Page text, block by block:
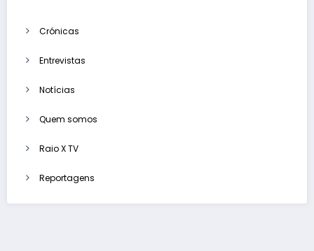
Crónicas
Entrevistas
Notícias
Quem somos
Raio X TV
Reportagens